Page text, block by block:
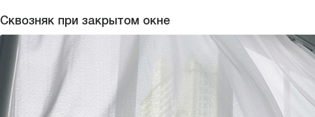
Сквозняк при закрытом окне